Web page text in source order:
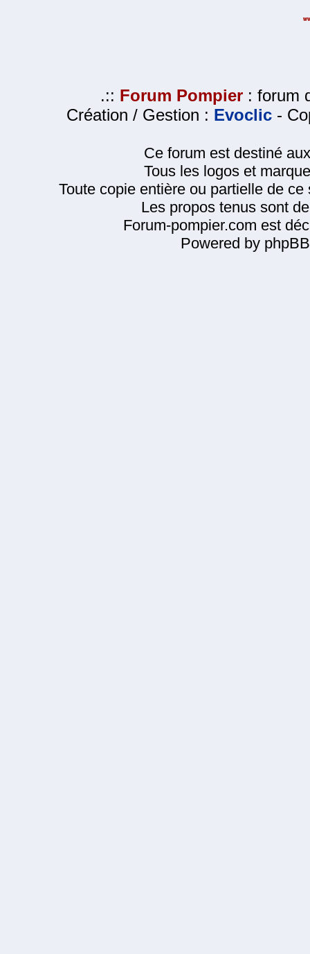
.:: Forum Pompier : forum
Création / Gestion : Evoclic -
Ce forum est destiné
Tous les logos et
Toute copie entière ou partielle de
Les propos tenus sont
Forum-pompier.com est
Powered by